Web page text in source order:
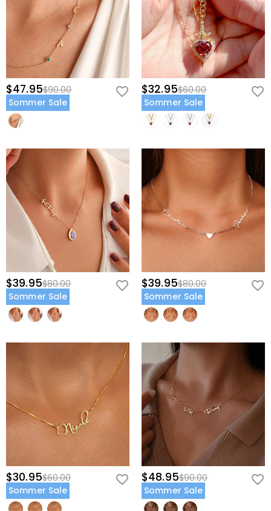
$47.95$90.00
Sommer Sale
$32.95$60.00
Sommer Sale
$39.95$80.00
Sommer Sale
$39.95$80.00
Sommer Sale
$30.95$60.00
Sommer Sale
$48.95$90.00
Sommer Sale